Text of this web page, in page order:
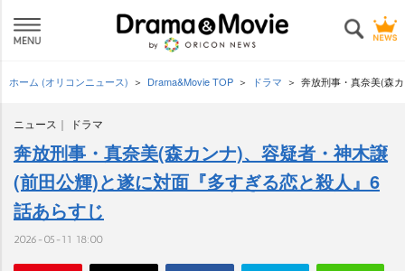
ホーム (オリコンニュース) Drama&Movie TOP ドラマ 奔放刑事・真奈美(森
ニュース ドラマ
奔放刑事・真奈美(森カンナ)、容疑者・神木譲
(前田公輝)と遂に対面『多すぎる恋と殺人』6
話あらすじ
2026-05-11 18:00